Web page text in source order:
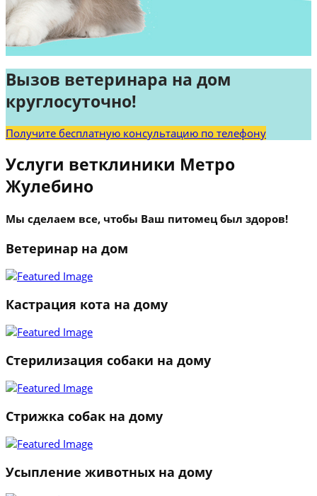
Вызов ветеринара на дом
круглосуточно!
Получите бесплатную консультацию по телефону
Услуги ветклиники Метро
Жулебино
Мы сделаем все, чтобы Ваш питомец был здоров!
Ветеринар на дом
Кастрация кота на дому
Стерилизация собаки на дому
Стрижка собак на дому
Усыпление животных на дому